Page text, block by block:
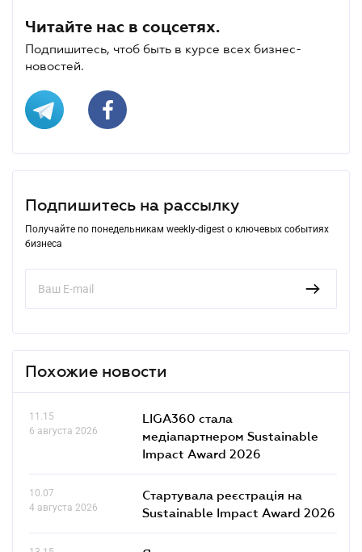
Читайте нас в соцсетях.
Подпишитесь, чтоб быть в курсе всех бизнес-
новостей.
Подпишитесь на рассылку
Получайте по понедельникам weekly-digest о ключевых событиях
бизнеса
Похожие новости
11.15
6 августа 2026
LIGA360 стала
медіапартнером Sustainable
Impact Award 2026
10.07
4 августа 2026
Стартувала реєстрація на
Sustainable Impact Award 2026